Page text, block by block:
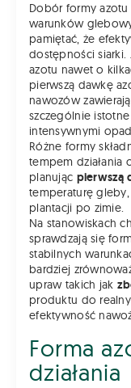
Dobór formy
warunków
pamiętać, że
dostępności
azotu nawet o
pierwszą dawkę
nawozów
szczególnie
intensywnymi
Różne formy
tempem działania
planując pierwszą
temperaturę
plantacji po zimie.
Na stanowiskach
sprawdzają się
stabilnych
bardziej
upraw takich jak
produktu do
efektywność
Forma
działania